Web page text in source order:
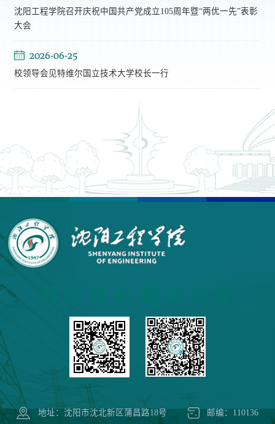
沈阳工程学院召开庆祝中国共产党成立105周年暨“两优一先”表彰
大会
2026-06-25
校领导会见特维尔国立技术大学校长一行
地址：沈阳市沈北新区蒲昌路18号 邮编：110136